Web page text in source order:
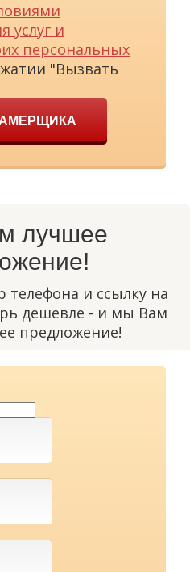
услуг и
персональных
"Вызвать
лучшее
и ссылку на
дешевле - и мы Вам
предложение!